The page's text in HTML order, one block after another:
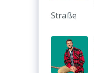
Straße